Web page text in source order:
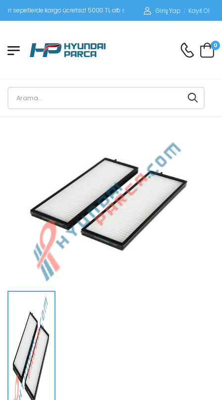
kargo ücretsiz! 5000 TL altı siparişlerinizde siparişleriniz alıcı
Giriş Yap / Kayıt Ol
0